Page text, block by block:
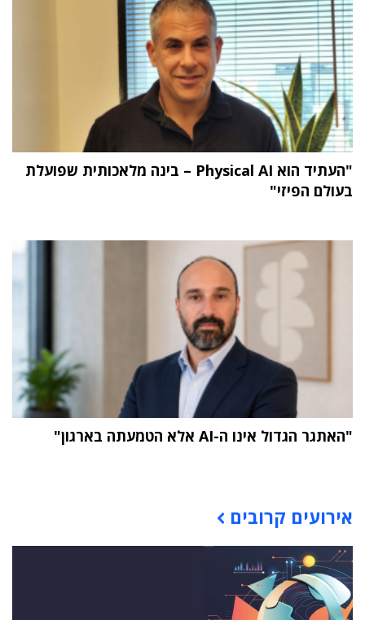
"העתיד הוא Physical AI – בינה מלאכותית שפועלת
בעולם הפיזי"
"האתגר הגדול אינו ה-AI אלא הטמעתה בארגון"
אירועים קרובים